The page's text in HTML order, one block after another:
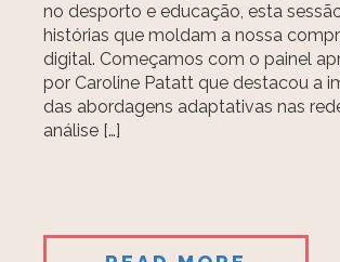
no desporto e educação, esta
histórias que moldam a nossa
digital. Começamos com o painel
por Caroline Patatt que destacou a
das abordagens adaptativas nas
análise […]